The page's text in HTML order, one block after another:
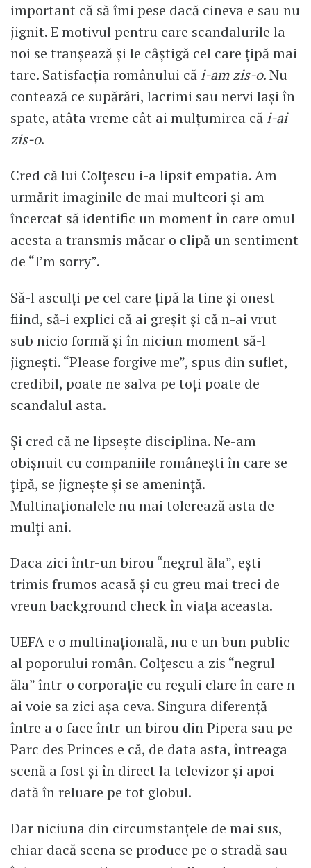
important că să îmi pese dacă cineva e sau nu
jignit. E motivul pentru care scandalurile la
noi se tranșează și le câștigă cel care țipă mai
tare. Satisfacția românului că i-am zis-o. Nu
contează ce supărări, lacrimi sau nervi lași în
spate, atâta vreme cât ai mulțumirea că i-ai
zis-o.
Cred că lui Colțescu i-a lipsit empatia. Am
urmărit imaginile de mai multeori și am
încercat să identific un moment în care omul
acesta a transmis măcar o clipă un sentiment
de “I’m sorry”.
Să-l asculți pe cel care țipă la tine și onest
fiind, să-i explici că ai greșit și că n-ai vrut
sub nicio formă și în niciun moment să-l
jignești. “Please forgive me”, spus din suflet,
credibil, poate ne salva pe toți poate de
scandalul asta.
Și cred că ne lipsește disciplina. Ne-am
obișnuit cu companiile românești în care se
țipă, se jignește și se amenință.
Multinaționalele nu mai tolerează asta de
mulți ani.
Daca zici într-un birou “negrul ăla”, ești
trimis frumos acasă și cu greu mai treci de
vreun background check în viața aceasta.
UEFA e o multinațională, nu e un bun public
al poporului român. Colțescu a zis “negrul
ăla” într-o corporație cu reguli clare în care n-
ai voie sa zici așa ceva. Singura diferență
între a o face într-un birou din Pipera sau pe
Parc des Princes e că, de data asta, întreaga
scenă a fost și în direct la televizor și apoi
dată în reluare pe tot globul.
Dar niciuna din circumstanțele de mai sus,
chiar dacă scena se produce pe o stradă sau